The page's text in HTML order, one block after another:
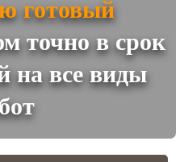
готовый
точно в срок
на все виды